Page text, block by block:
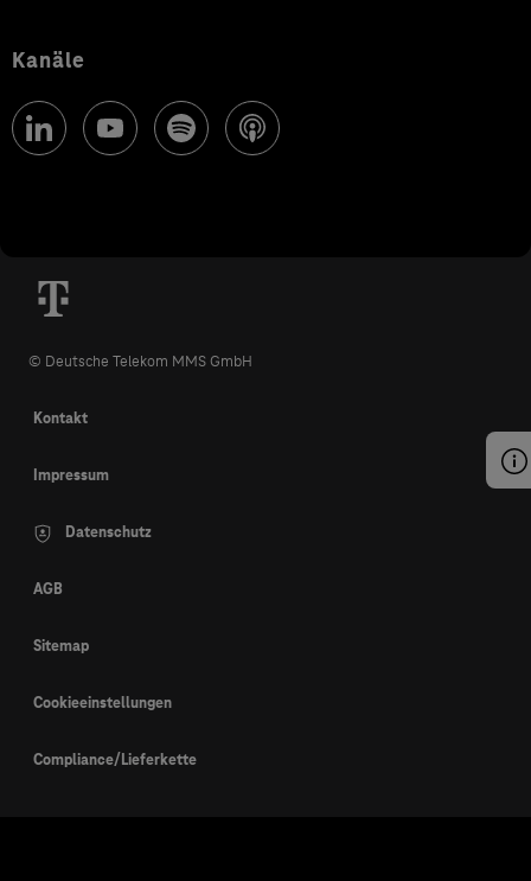
Kanäle
© Deutsche Telekom MMS GmbH
Kontakt
Impressum
Datenschutz
AGB
Sitemap
Cookieeinstellungen
Compliance/Lieferkette